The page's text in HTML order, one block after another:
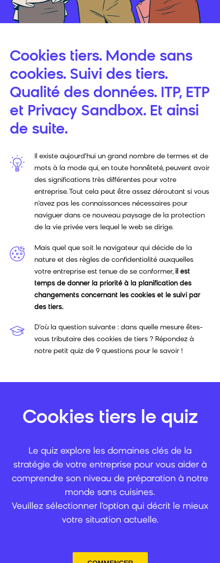
Cookies tiers. Monde sans
cookies. Suivi des tiers.
Qualité des données. ITP, ETP
et Privacy Sandbox. Et ainsi
de suite.
Il existe aujourd'hui un grand nombre de termes et de
mots à la mode qui, en toute honnêteté, peuvent avoir
des significations très différentes pour votre
entreprise. Tout cela peut être assez déroutant si vous
n'avez pas les connaissances nécessaires pour
naviguer dans ce nouveau paysage de la protection
de la vie privée vers lequel le web se dirige.
Mais quel que soit le navigateur qui décide de la
nature et des règles de confidentialité auxquelles
votre entreprise est tenue de se conformer, il est
temps de donner la priorité à la planification des
changements concernant les cookies et le suivi par
des tiers.
D'où la question suivante : dans quelle mesure êtes-
vous tributaire des cookies de tiers ? Répondez à
notre petit quiz de 9 questions pour le savoir !
Cookies tiers le quiz
Le quiz explore les domaines clés de la
stratégie de votre entreprise pour vous aider à
comprendre son niveau de préparation à notre
monde sans cuisines.
Veuillez sélectionner l'option qui décrit le mieux
votre situation actuelle.